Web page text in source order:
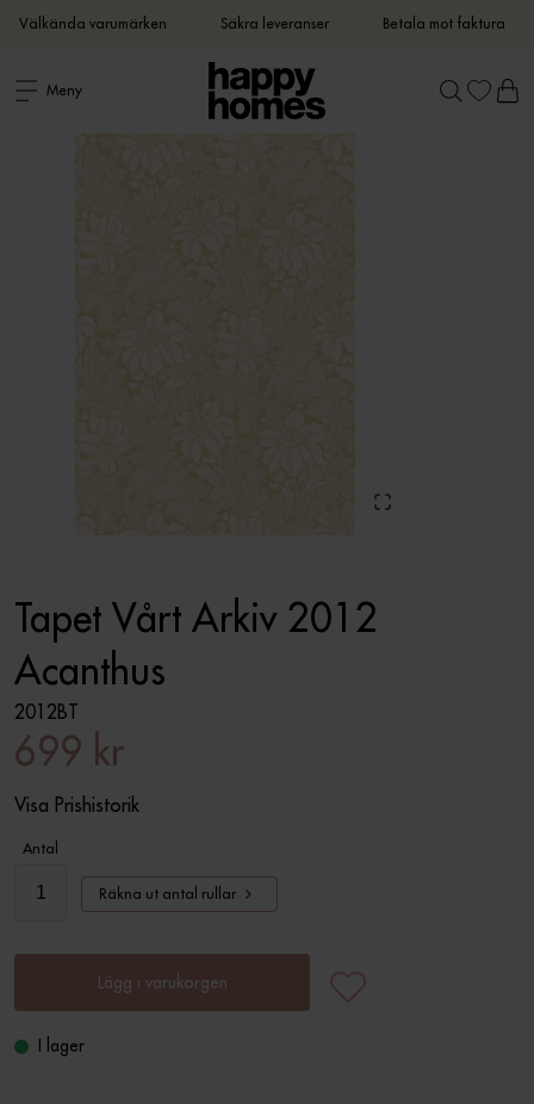
Välkända varumärken Säkra leveranser Betala mot faktura
Meny
Tapet Vårt Arkiv 2012
Acanthus
2012BT
699 kr
Visa Prishistorik
Antal
Räkna ut antal rullar
Lägg i varukorgen
I lager